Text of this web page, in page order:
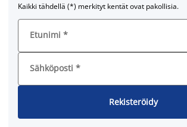
Kaikki tähdellä (*) merkityt kentät ovat pakollisia.
Etunimi *
Sähköposti *
Rekisteröidy